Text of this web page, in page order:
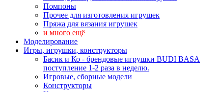
Помпоны
Прочее для изготовления игрушек
Пряжа для вязания игрушек
и много ещё
Моделирование
Игры, игрушки, конструкторы
Басик и Ко - брендовые игрушки BUDI BASA
поступление 1-2 раза в неделю.
Игровые, сборные модели
Конструкторы